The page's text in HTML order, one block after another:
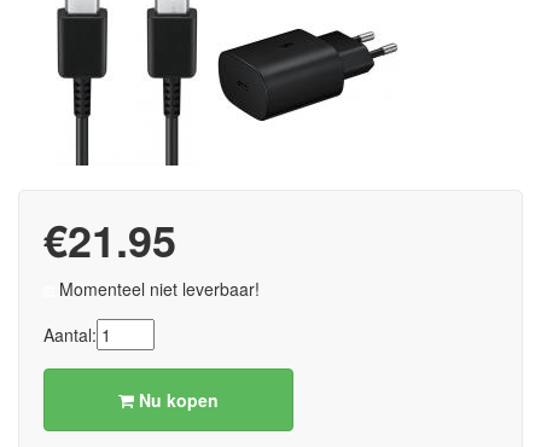
€21.95
Momenteel niet leverbaar!
Aantal:
Nu kopen